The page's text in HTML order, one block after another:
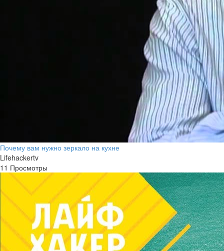
Почему вам нужно зеркало на кухне
Lifehackertv
11 Просмотры